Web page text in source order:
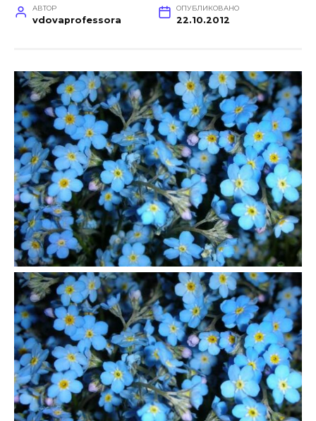
АВТОР
vdovaprofessora
ОПУБЛИКОВАНО
22.10.2012